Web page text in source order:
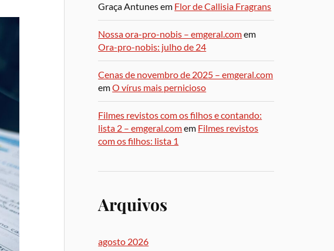
Graça Antunesem Flor de Callisia Fragrans
Nossa ora-pro-nobis – emgeral.comem
Ora-pro-nobis: julho de 24
Cenas de novembro de 2025 – emgeral.com
emO vírus mais pernicioso
Filmes revistos com os filhos e contando:
lista 2 – emgeral.comem Filmes revistos
com os filhos: lista 1
Arquivos
agosto 2026